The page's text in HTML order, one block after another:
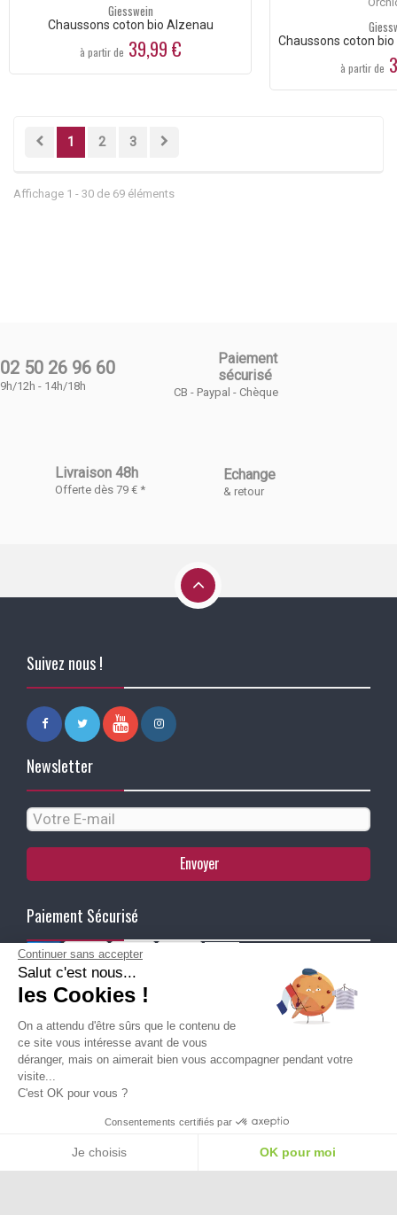
Besoin d'aide pour choisir une
taille ou une pointure ?
Giesswein
Chaussons coton bio Alzenau
à partir de 39,99 € Chaussons coton
à partir de
1 2 3
Affichage 1 - 30 de 69 éléments
02 50 26 96 60
9h/12h - 14h/18h
Paiement
sécurisé
CB - Paypal - Chèque
Livraison 48h
Offerte dès 79 € *
Echange
& retour
Suivez nous !
Newsletter
Envoyer
Paiement Sécurisé
Ma Livraison
Continuer sans accepter
Salut c'est nous...
les Cookies !
On a attendu d'être sûrs que le contenu de
ce site vous intéresse avant de vous
déranger, mais on aimerait bien vous accompagner pendant votre
visite...
C'est OK pour vous ?
Consentements certifiés par
Je choisis OK pour moi